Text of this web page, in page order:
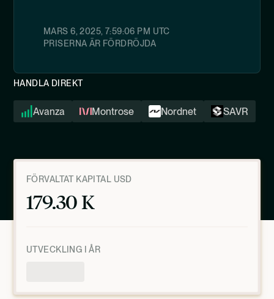
MARS 6, 2025, 7:59:06 PM UTC
PRISERNA ÄR FÖRDRÖJDA
HANDLA DIREKT
Avanza Montrose Nordnet SAVR
FÖRVALTAT KAPITAL USD
179.30 K
UTVECKLING I ÅR